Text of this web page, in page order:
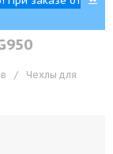
/
Чехлы для